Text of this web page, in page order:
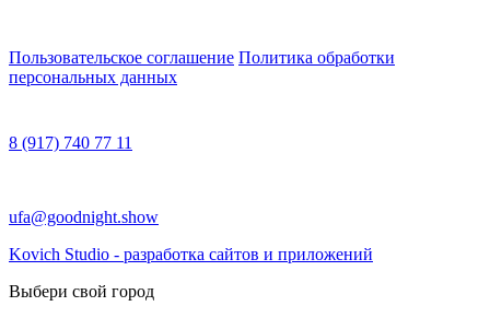
Пользовательское соглашение Политика обработки
персональных данных
8 (917) 740 77 11
ufa@goodnight.show
Kovich Studio - разработка сайтов и приложений
Выбери свой город